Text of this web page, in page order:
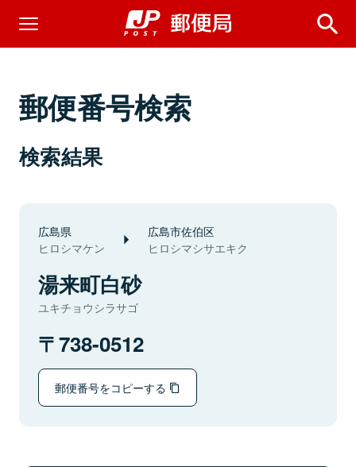
郵便番号検索
検索結果
広島県
ヒロシマケン
広島市佐伯区
ヒロシマシサエキク
湯来町白砂
ユキチョウシラサゴ
738-0512
郵便番号をコピーする